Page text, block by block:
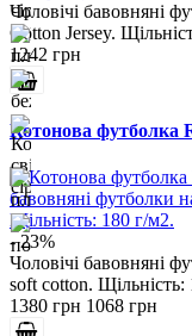
Чоловічі бавовняні
Cotton Jersey.
1242 грн
Котонова футболка
- 23%
Чоловічі бавовняні
soft cotton. Щільність:
1380 грн 1068 грн